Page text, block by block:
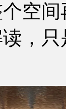
空
，